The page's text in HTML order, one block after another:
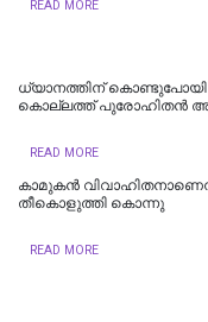
READ MORE
ധ്യാനത്തിന് കൊണ്ടുപോയി
കൊല്ലത്ത് പുരോഹിതന്‍
READ MORE
കാമുകൻ
തീകൊളുത്തി കൊന്നു
READ MORE